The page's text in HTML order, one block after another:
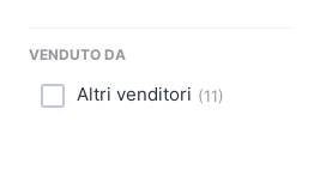
Fotografia
VENDUTO DA
Altri venditori (11)